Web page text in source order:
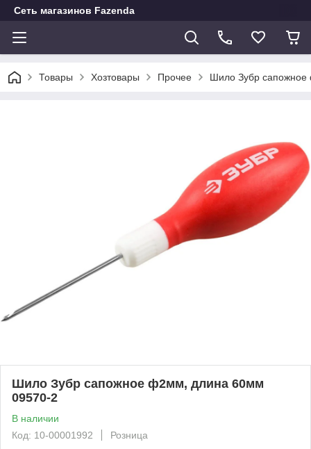
Сеть магазинов Fazenda
Товары Хозтовары Прочее Шило Зубр
Шило Зубр сапожное ф2мм, длина 60мм
09570-2
В наличии
Код: 10-00001992
Розница